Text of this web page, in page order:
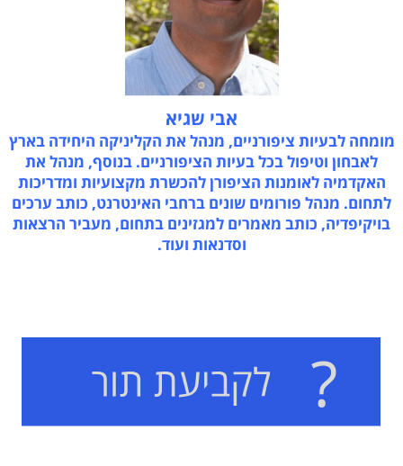
אבי שגיא
מומחה לבעיות ציפורניים, מנהל את הקליניקה היחידה בארץ
לאבחון וטיפול בכל בעיות הציפורניים. בנוסף, מנהל את
האקדמיה לאומנות הציפורן להכשרת מקצועיות ומדריכות
לתחום. מנהל פורומים שונים ברחבי האינטרנט, כותב ערכים
בויקיפדיה, כותב מאמרים למגזינים בתחום, מעביר הרצאות
וסדנאות ועוד.